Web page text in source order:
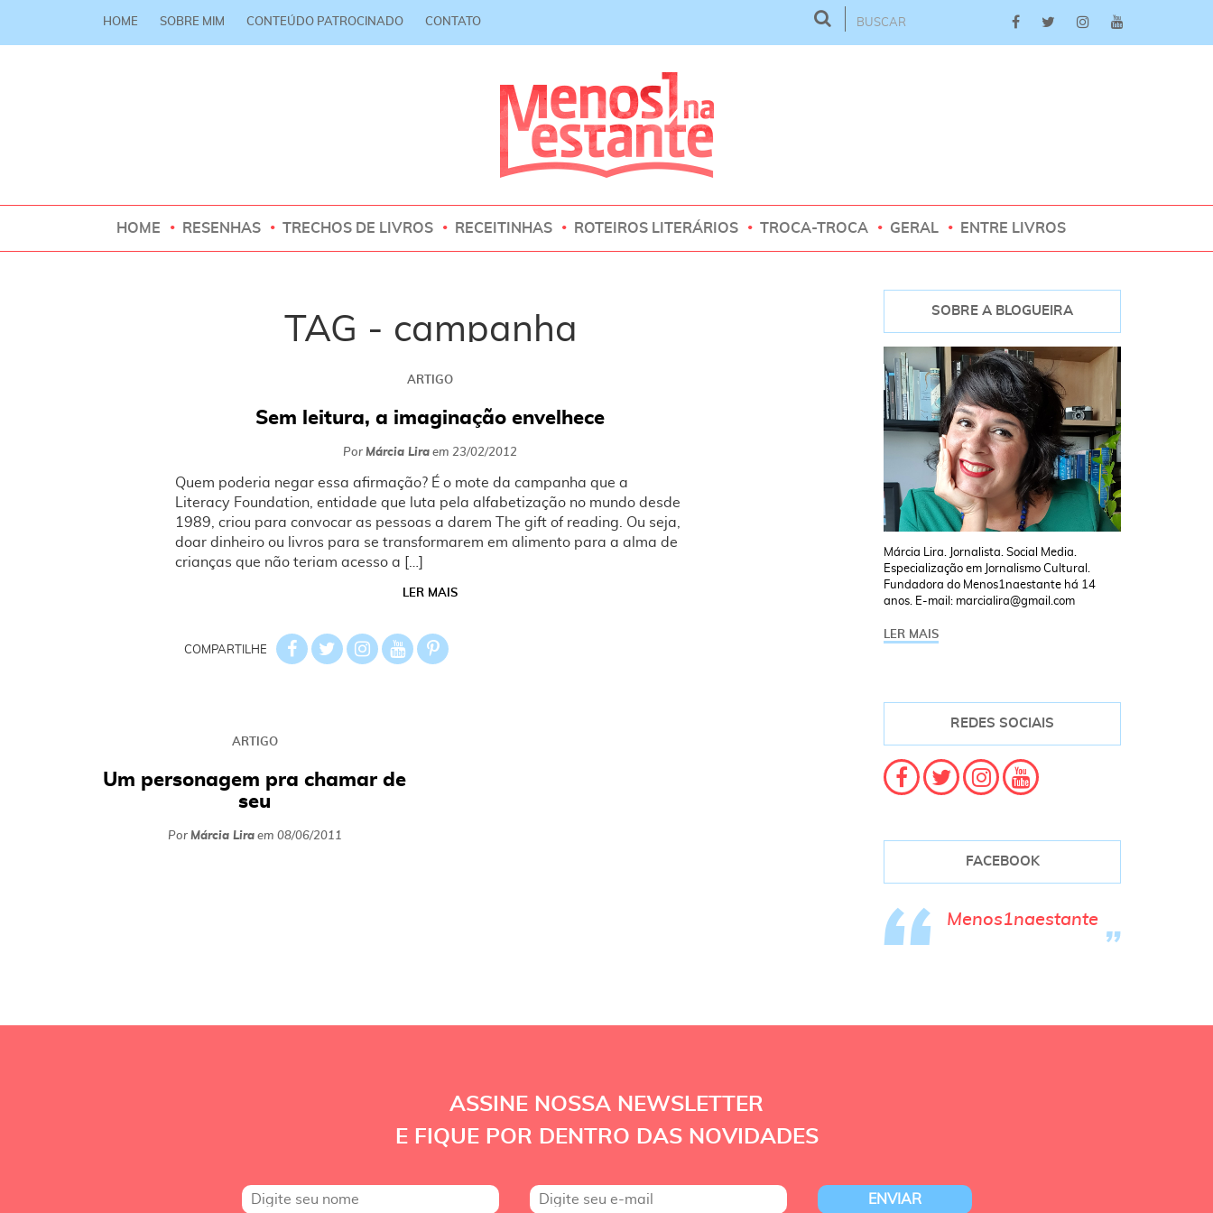
HOME SOBRE MIM CONTEÚDO PATROCINADO CONTATO
HOME RESENHAS TRECHOS DE LIVROS RECEITINHAS ROTEIROS LITERÁRIOS TROCA-TROCA GERAL ENTRE LIVROS
TAG - campanha
ARTIGO
Sem leitura, a imaginação envelhece
PorMárcia Lira em23/02/2012
Quem poderia negar essa afirmação? É o mote da campanha que a
Literacy Foundation, entidade que luta pela alfabetização no mundo desde
1989, criou para convocar as pessoas a darem The gift of reading. Ou seja,
doar dinheiro ou livros para se transformarem em alimento para a alma de
crianças que não teriam acesso a […]
LER MAIS
COMPARTILHE
ARTIGO
Um personagem pra chamar de
seu
Por Márcia Liraem 08/06/2011
SOBRE A BLOGUEIRA
Márcia Lira. Jornalista. Social Media.
Especialização em Jornalismo Cultural.
Fundadora do Menos1naestante há 14
anos. E-mail: marcialira@gmail.com
LER MAIS
REDES SOCIAIS
FACEBOOK
Menos1naestante
ASSINE NOSSA NEWSLETTER
E FIQUE POR DENTRO DAS NOVIDADES